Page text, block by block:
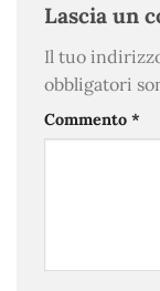
Lascia un
Il tuo
obbligatori
Commento *